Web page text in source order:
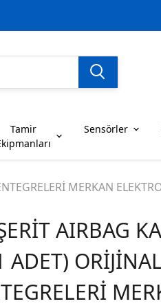
LEDLER
C SERİSİ
G SERİSİ
K SERİSİ
Tamir
Sensörler
MERKAN
AIRBAG